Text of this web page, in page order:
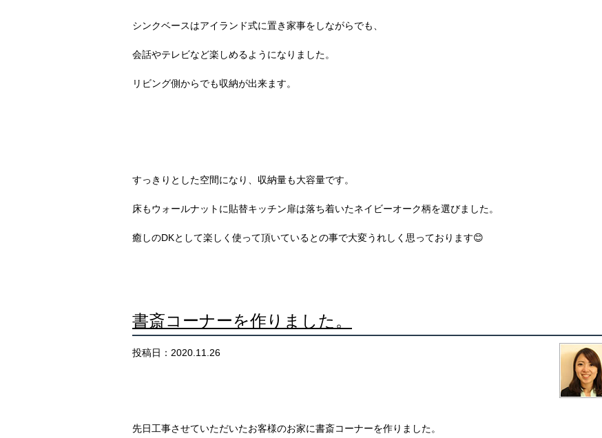
シンクベースはアイランド式に置き家事をしながらでも、
会話やテレビなど楽しめるようになりました。
リビング側からでも収納が出来ます。
すっきりとした空間になり、収納量も大容量です。
床もウォールナットに貼替キッチン扉は落ち着いたネイビーオーク柄を選びました。
癒しのDKとして楽しく使って頂いているとの事で大変うれしく思っております😊
書斎コーナーを作りました。
投稿日：2020.11.26
先日工事させていただいたお客様のお家に書斎コーナーを作りました。